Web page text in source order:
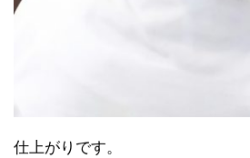
仕上がりです。